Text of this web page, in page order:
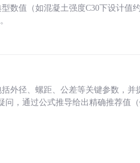
数值（如混凝土强度C30下设计值
外径、螺距、公差等关键参数，并
问，通过公式推导给出精确推荐值